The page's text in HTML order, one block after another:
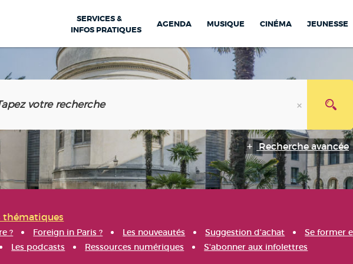
SERVICES &
INFOS PRATIQUES
AGENDA MUSIQUE CINÉMA JEUNESSE
Recherche avancée
thématiques
? Foreign in Paris ? Les nouveautés Suggestion d'achat
Se former
Les podcasts Ressources numériques S'abonner aux infolettres